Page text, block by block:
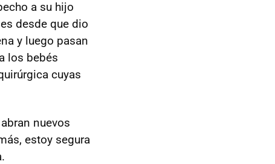
a su hijo
desde que dio
y luego pasan
los bebés
cuyas
nuevos
estoy segura